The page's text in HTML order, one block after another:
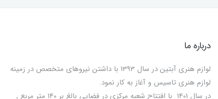
درباره ما
لوازم هنری آبتین در سال 1393 با داشتن نیروهای متخصص در زمینه
لوازم هنری تاسیس و آغاز به کار نمود.
در سال 1401 با افتتاح شعبه مرکزی در فضایی بالغ بر 140 متر مربع ,